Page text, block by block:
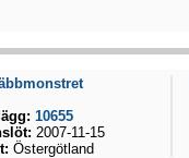
10655
2007-11-15
Östergötland